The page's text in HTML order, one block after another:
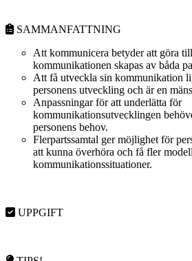
SAMMANFATTNING
Att kommunicera betyder att göra
kommunikationen skapas av båda
Att få utveckla sin kommunikation
personens utveckling och är en
Anpassningar för att underlätta för
kommunikationsutvecklingen
personens behov.
Flerpartssamtal ger möjlighet för
att kunna överhöra och få fler
kommunikationssituationer.
UPPGIFT